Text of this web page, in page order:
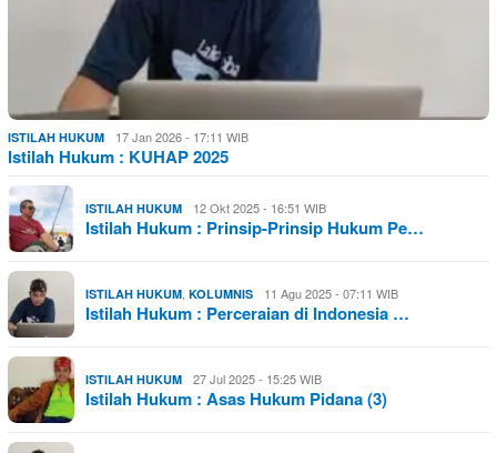
ISTILAH HUKUM 17 Jan 2026 - 17:11 WIB
Istilah Hukum : KUHAP 2025
ISTILAH HUKUM 12 Okt 2025 - 16:51 WIB
Istilah Hukum : Prinsip-Prinsip Hukum Pe…
ISTILAH HUKUM KOLUMNIS 11 Agu 2025 - 07:11 WIB
Istilah Hukum : Perceraian di Indonesia …
ISTILAH HUKUM 27 Jul 2025 - 15:25 WIB
Istilah Hukum : Asas Hukum Pidana (3)